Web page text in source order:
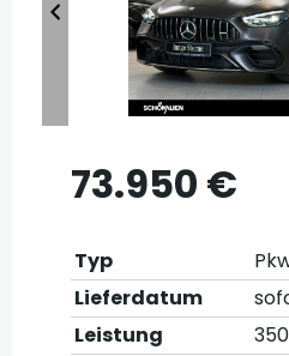
73.950 €
Typ
Lieferdatum
Leistung